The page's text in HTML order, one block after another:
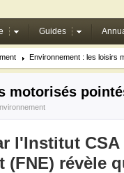
Guides
Environnement : les loisirs
motorisés
l'Institut
révèle